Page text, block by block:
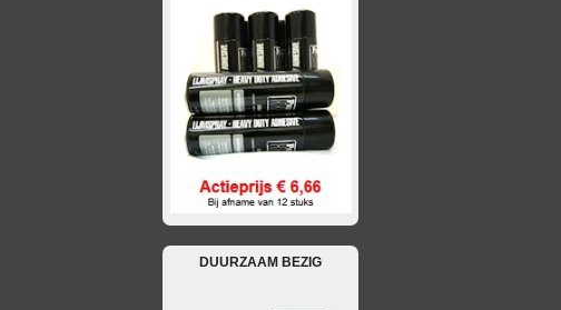
DUURZAAM BEZIG